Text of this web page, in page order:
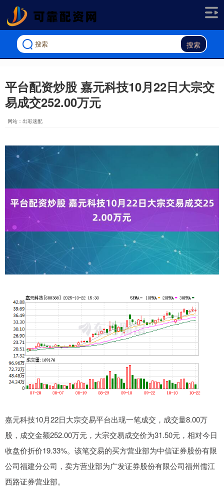
搜索
平台配资炒股 嘉元科技10月22日大宗交
易成交252.00万元
网站：出彩速配
嘉元科技10月22日大宗交易平台出现一笔成交，成交量8.00万
股，成交金额252.00万元，大宗交易成交价为31.50元，相对今日
收盘价折价19.33%。该笔交易的买方营业部为中信证券股份有限
公司福建分公司，卖方营业部为广发证券股份有限公司福州儒江
西路证券营业部。